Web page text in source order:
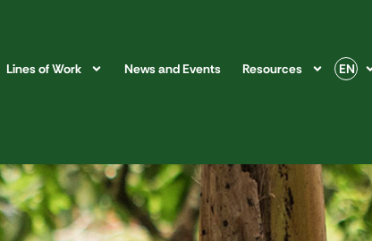
Lines of Work News and Events Resources EN